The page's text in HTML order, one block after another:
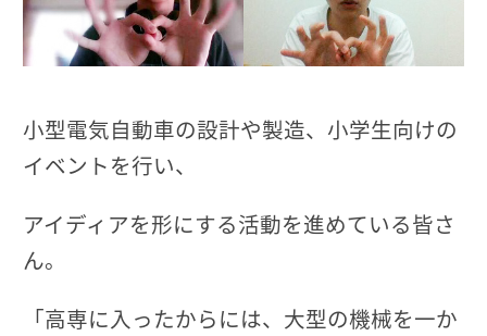
小型電気自動車の設計や製造、小学生向けの
イベントを行い、
アイディアを形にする活動を進めている皆さ
ん。
「高専に入ったからには、大型の機械を一か